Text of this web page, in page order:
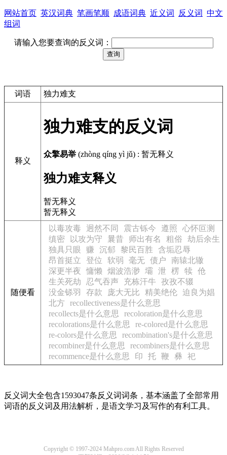
网站首页 英汉词典 笔画笔顺 成语词典 近义词 反义词 中文
组词
请输入您要查询的反义词：
词语 独力难支
释义
独力难支的反义词
众擎易举 (zhòng qíng yì jǔ) : 暂无释义
独力难支释义
暂无释义
暂无释义
随便看
以毒攻毒 迥然不同 震古铄今 遵照
心怀叵测
缜密
以攻为守 曩昔 师出有名 粗俗
劫后余生
独具只眼
赚 沉郁 黎民百胜
含垢忍辱
昂首挺立
登位 软弱 毫无 债户
南辕北辙
深更半夜
慵懒 烟波浩渺 壩 泄 楞 犊 伧
生关死劫
忍气吞声 充栋汗牛 孜孜不辍
没金铩羽
存款 庞大无比 精美绝伦 迫良为娼
北方 recollectiveness是什么意思
recollects是什么意思
recoloration是什么意思
recolorations是什么意思
re-colored是什么意思
re-colors是什么意思
recombination's是什么意思
recombiner是什么意思
recombiners是什么意思
recommence是什么意思
印 托 鞭 彝 祀
反义词大全包含1593047条反义词词条，基本涵盖了全部常用
词语的反义词及用法解析，是语文学习及写作的有利工具。
Copyright © 1997-2024 Mahpro.com All Rights Reserved